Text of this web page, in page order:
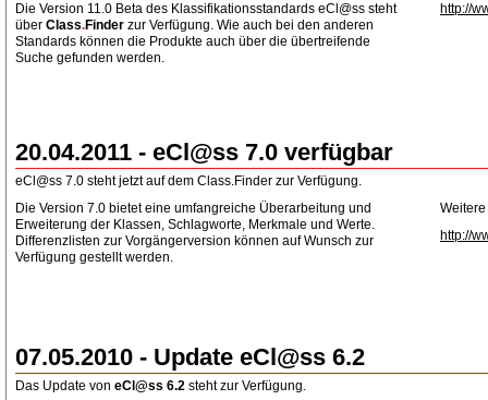
Die Version 11.0 Beta des Klassifikationsstandards eCl@ss steht
über Class.Finder zur Verfügung. Wie auch bei den anderen
Standards können die Produkte auch über die übertreifende
Suche gefunden werden.
http://
20.04.2011 - eCl@ss 7.0 verfügbar
eCl@ss 7.0 steht jetzt auf dem Class.Finder zur Verfügung.
Die Version 7.0 bietet eine umfangreiche Überarbeitung und
Erweiterung der Klassen, Schlagworte, Merkmale und Werte.
Differenzlisten zur Vorgängerversion können auf Wunsch zur
Verfügung gestellt werden.
http://
07.05.2010 - Update eCl@ss 6.2
Das Update von eCl@ss 6.2 steht zur Verfügung.